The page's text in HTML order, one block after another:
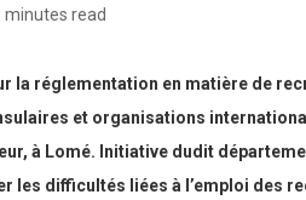
minutes read
la réglementation en matière de
et organisations
à Lomé. Initiative dudit
les difficultés liées à l’emploi des